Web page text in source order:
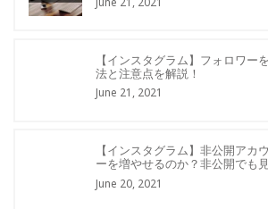
【インスタグラム】フォロワー
法と注意点を解説！
June 21, 2021
【インスタグラム】非公開アカ
ーを増やせるのか？非公開でも
June 20, 2021